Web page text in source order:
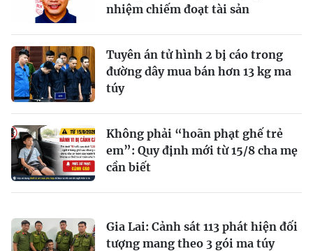
nhiệm chiếm đoạt tài sản
Tuyên án tử hình 2 bị cáo trong
đường dây mua bán hơn 13 kg ma
túy
Không phải “hoãn phạt ghế trẻ
em”: Quy định mới từ 15/8 cha mẹ
cần biết
Gia Lai: Cảnh sát 113 phát hiện đối
tượng mang theo 3 gói ma túy